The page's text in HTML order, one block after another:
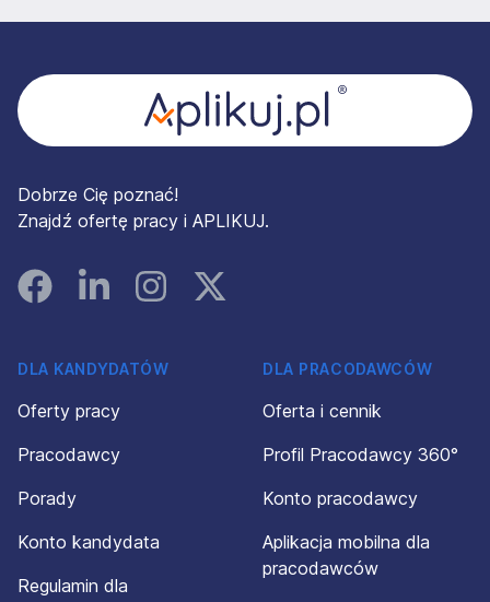
Dobrze Cię poznać!
Znajdź ofertę pracy i APLIKUJ.
FacebookLinked InInstagramInstagram
DLA KANDYDATÓW
Oferty pracy
Pracodawcy
Porady
Konto kandydata
Regulamin dla
DLA PRACODAWCÓW
Oferta i cennik
Profil Pracodawcy 360°
Konto pracodawcy
Aplikacja mobilna dla
pracodawców